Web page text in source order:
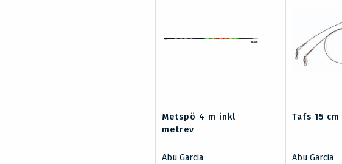
Metspö 4 m inkl
metrev
Abu Garcia
Tafs 15
Abu Garcia